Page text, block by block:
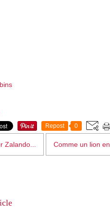
Repost 0
Zalando... Comme un lion